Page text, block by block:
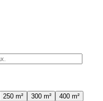
250 m² 300 m²
400 m²